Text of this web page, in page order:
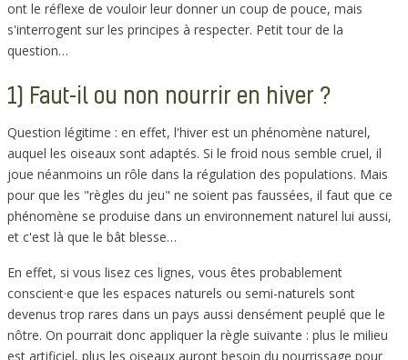
ont le réflexe de vouloir leur donner un coup de pouce, mais
s'interrogent sur les principes à respecter. Petit tour de la
question…
1) Faut-il ou non nourrir en hiver ?
Question légitime : en effet, l'hiver est un phénomène naturel,
auquel les oiseaux sont adaptés. Si le froid nous semble cruel, il
joue néanmoins un rôle dans la régulation des populations. Mais
pour que les "règles du jeu" ne soient pas faussées, il faut que ce
phénomène se produise dans un environnement naturel lui aussi,
et c'est là que le bât blesse…
En effet, si vous lisez ces lignes, vous êtes probablement
conscient·e que les espaces naturels ou semi-naturels sont
devenus trop rares dans un pays aussi densément peuplé que le
nôtre. On pourrait donc appliquer la règle suivante : plus le milieu
est artificiel, plus les oiseaux auront besoin du nourrissage pour